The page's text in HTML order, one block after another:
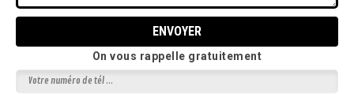
On vous rappelle gratuitement